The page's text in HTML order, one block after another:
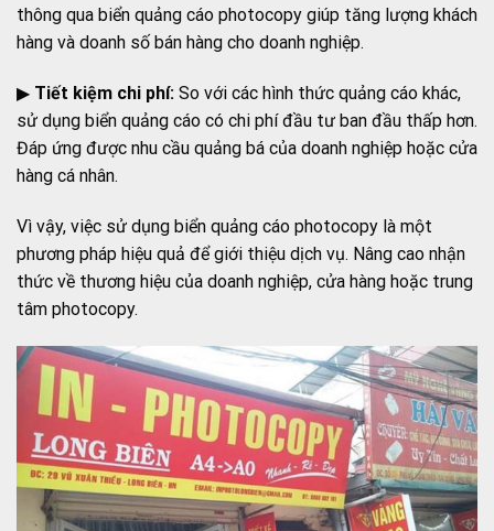
thông qua biển quảng cáo photocopy giúp tăng lượng khách
hàng và doanh số bán hàng cho doanh nghiệp.
▶ Tiết kiệm chi phí: So với các hình thức quảng cáo khác,
sử dụng biển quảng cáo có chi phí đầu tư ban đầu thấp hơn.
Đáp ứng được nhu cầu quảng bá của doanh nghiệp hoặc cửa
hàng cá nhân.
Vì vậy, việc sử dụng biển quảng cáo photocopy là một
phương pháp hiệu quả để giới thiệu dịch vụ. Nâng cao nhận
thức về thương hiệu của doanh nghiệp, cửa hàng hoặc trung
tâm photocopy.